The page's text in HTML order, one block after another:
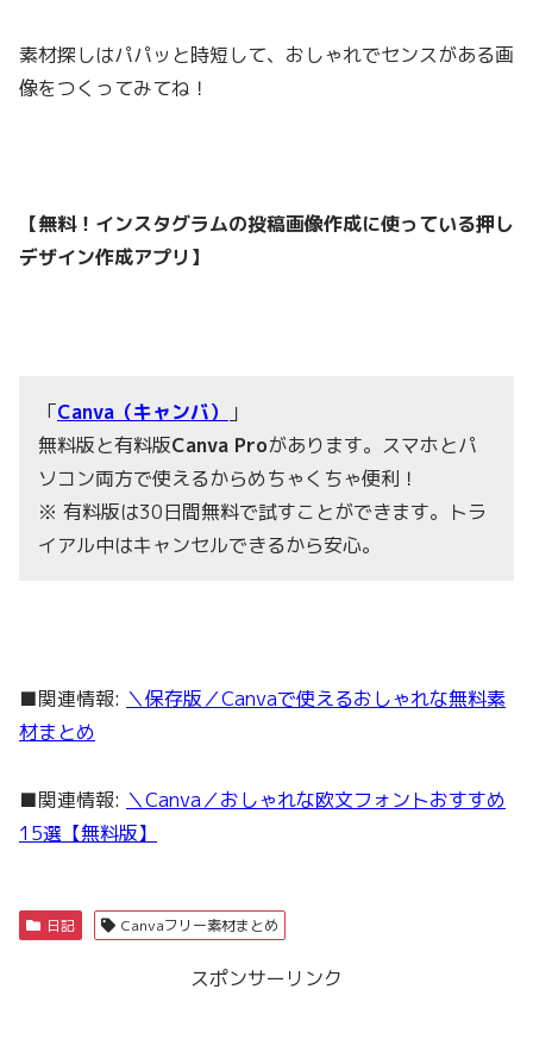
素材探しはパパッと時短して、おしゃれでセンスがある画
像をつくってみてね！
【無料！インスタグラムの投稿画像作成に使っている押し
デザイン作成アプリ】
「Canva（キャンバ）
」
無料版と有料版Canva Proがあります。スマホとパ
ソコン両方で使えるからめちゃくちゃ便利！
※ 有料版は30日間無料で試すことができます。トラ
イアル中はキャンセルできるから安心。
■関連情報: ＼保存版／Canvaで使えるおしゃれな無料素
材まとめ
■関連情報: ＼Canva／おしゃれな欧文フォントおすすめ
15選【無料版】
日記 Canvaフリー素材まとめ
スポンサーリンク